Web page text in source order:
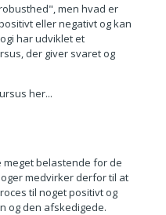
men hvad er
eller negativt og kan
har udviklet et
der giver svaret og
her...
belastende for de
medvirker derfor til at
til noget positivt og
og den afskedigede.